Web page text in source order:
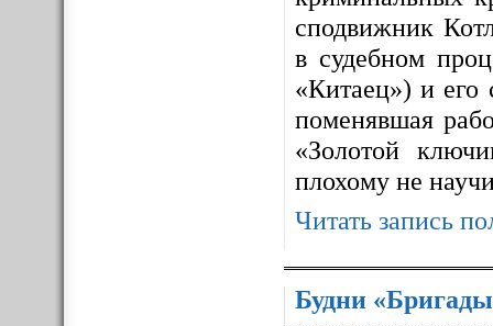
сподвижник
в судебном
«Китаец») и
поменявшая
«Золотой
плохому не
Читать запись
Будни